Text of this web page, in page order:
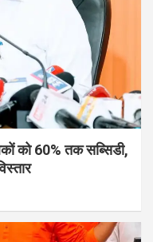
को 60% तक सब्सिडी,